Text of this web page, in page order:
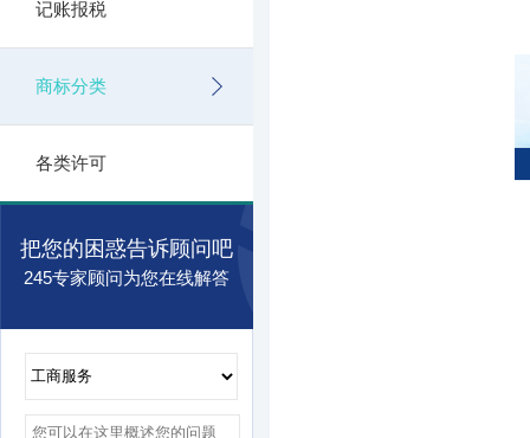
记账报税
商标分类
各类许可
把您的困惑告诉顾问吧
245专家顾问为您在线解答